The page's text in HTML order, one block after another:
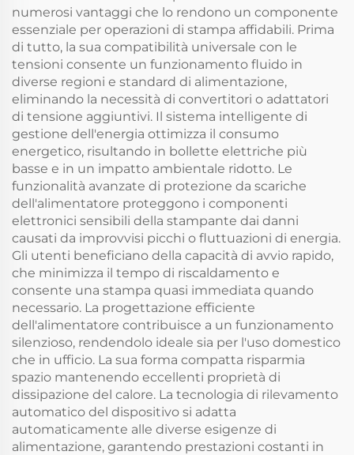
numerosi vantaggi che lo rendono un componente
essenziale per operazioni di stampa affidabili. Prima
di tutto, la sua compatibilità universale con le
tensioni consente un funzionamento fluido in
diverse regioni e standard di alimentazione,
eliminando la necessità di convertitori o adattatori
di tensione aggiuntivi. Il sistema intelligente di
gestione dell'energia ottimizza il consumo
energetico, risultando in bollette elettriche più
basse e in un impatto ambientale ridotto. Le
funzionalità avanzate di protezione da scariche
dell'alimentatore proteggono i componenti
elettronici sensibili della stampante dai danni
causati da improvvisi picchi o fluttuazioni di energia.
Gli utenti beneficiano della capacità di avvio rapido,
che minimizza il tempo di riscaldamento e
consente una stampa quasi immediata quando
necessario. La progettazione efficiente
dell'alimentatore contribuisce a un funzionamento
silenzioso, rendendolo ideale sia per l'uso domestico
che in ufficio. La sua forma compatta risparmia
spazio mantenendo eccellenti proprietà di
dissipazione del calore. La tecnologia di rilevamento
automatico del dispositivo si adatta
automaticamente alle diverse esigenze di
alimentazione, garantendo prestazioni costanti in